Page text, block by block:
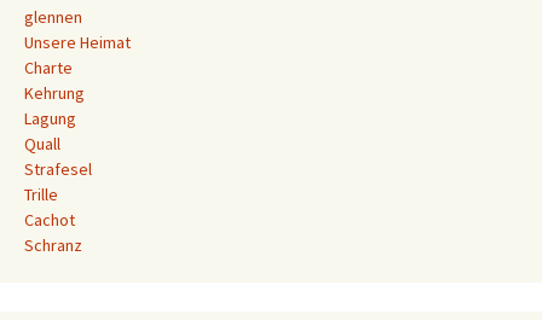
glennen
Unsere Heimat
Charte
Kehrung
Lagung
Quall
Strafesel
Trille
Cachot
Schranz